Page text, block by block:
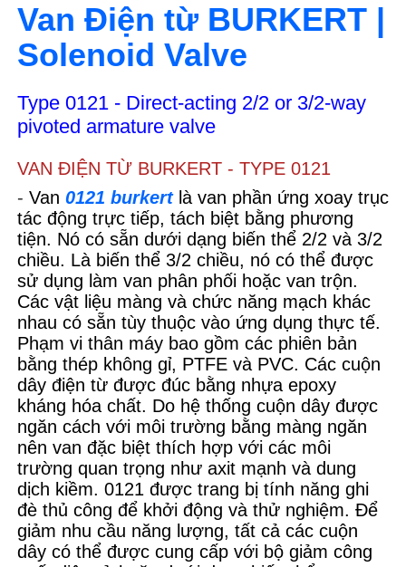
Van Điện từ BURKERT |
Solenoid Valve
Type 0121 - Direct-acting 2/2 or 3/2-way
pivoted armature valve
VAN ĐIỆN TỪ BURKERT - TYPE 0121
- Van 0121 burkertlà van phần ứng xoay trục
tác động trực tiếp, tách biệt bằng phương
tiện. Nó có sẵn dưới dạng biến thể 2/2 và 3/2
chiều. Là biến thể 3/2 chiều, nó có thể được
sử dụng làm van phân phối hoặc van trộn.
Các vật liệu màng và chức năng mạch khác
nhau có sẵn tùy thuộc vào ứng dụng thực tế.
Phạm vi thân máy bao gồm các phiên bản
bằng thép không gỉ, PTFE và PVC. Các cuộn
dây điện từ được đúc bằng nhựa epoxy
kháng hóa chất. Do hệ thống cuộn dây được
ngăn cách với môi trường bằng màng ngăn
nên van đặc biệt thích hợp với các môi
trường quan trọng như axit mạnh và dung
dịch kiềm. 0121 được trang bị tính năng ghi
đè thủ công để khởi động và thử nghiệm. Để
giảm nhu cầu năng lượng, tất cả các cuộn
dây có thể được cung cấp với bộ giảm công